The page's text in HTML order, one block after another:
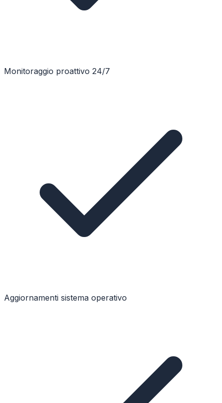
Monitoraggio proattivo 24/7
Aggiornamenti sistema operativo